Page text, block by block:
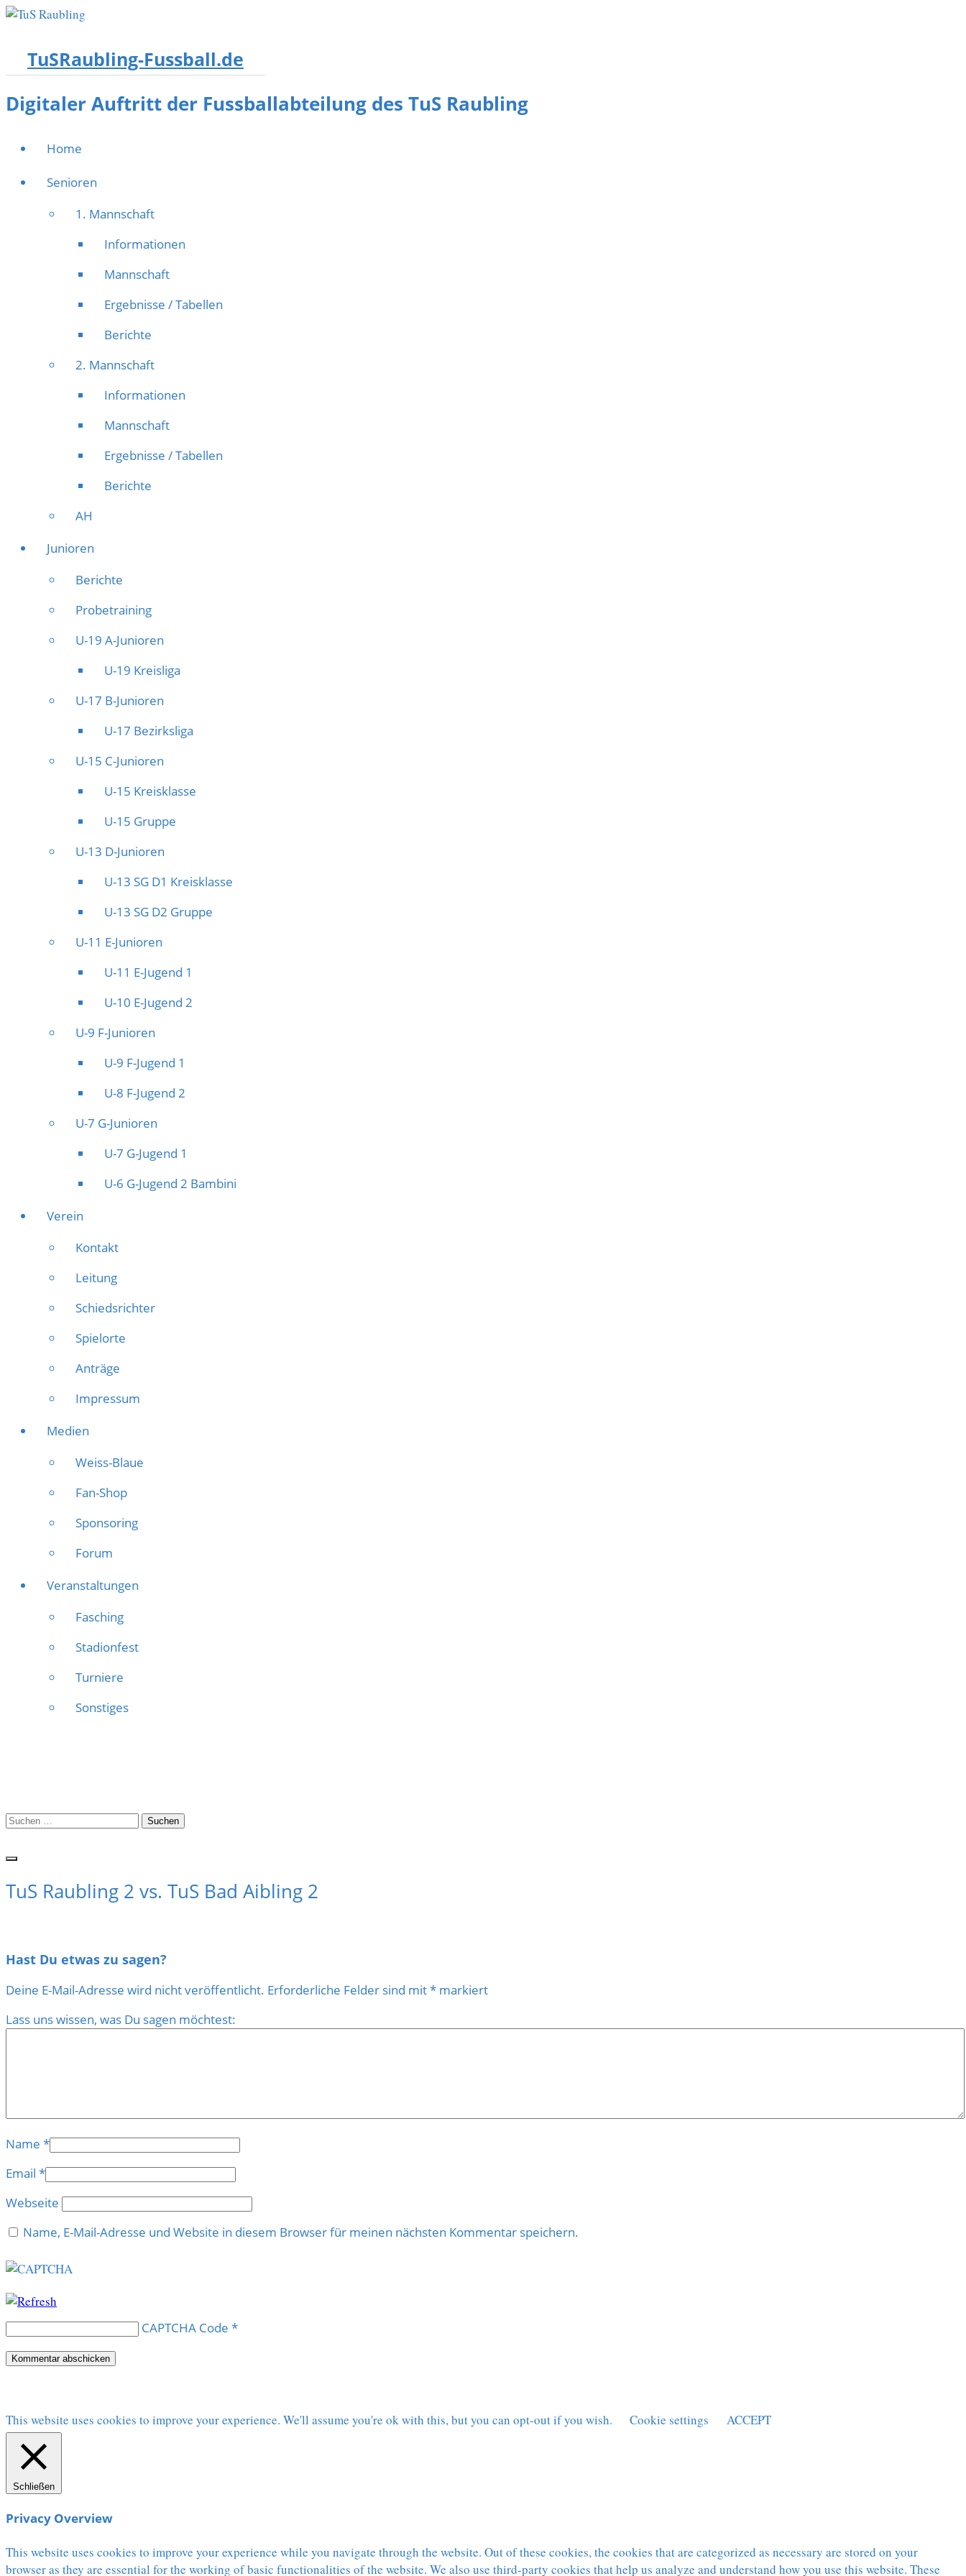
TuSRaubling-Fussball.de
Digitaler Auftritt der Fussballabteilung des TuS Raubling
Home
Senioren
1. Mannschaft
Informationen
Mannschaft
Ergebnisse / Tabellen
Berichte
2. Mannschaft
Informationen
Mannschaft
Ergebnisse / Tabellen
Berichte
AH
Junioren
Berichte
Probetraining
U-19 A-Junioren
U-19 Kreisliga
U-17 B-Junioren
U-17 Bezirksliga
U-15 C-Junioren
U-15 Kreisklasse
U-15 Gruppe
U-13 D-Junioren
U-13 SG D1 Kreisklasse
U-13 SG D2 Gruppe
U-11 E-Junioren
U-11 E-Jugend 1
U-10 E-Jugend 2
U-9 F-Junioren
U-9 F-Jugend 1
U-8 F-Jugend 2
U-7 G-Junioren
U-7 G-Jugend 1
U-6 G-Jugend 2 Bambini
Verein
Kontakt
Leitung
Schiedsrichter
Spielorte
Anträge
Impressum
Medien
Weiss-Blaue
Fan-Shop
Sponsoring
Forum
Veranstaltungen
Fasching
Stadionfest
Turniere
Sonstiges
Suchen
TuS Raubling 2 vs. TuS Bad Aibling 2
Hast Du etwas zu sagen?
Deine E-Mail-Adresse wird nicht veröffentlicht. Erforderliche Felder sind mit* markiert
Lass uns wissen, was Du sagen möchtest:
Name *
Email *
Webseite
Name, E-Mail-Adresse und Website in diesem Browser für meinen nächsten Kommentar speichern.
CAPTCHA Code *
This website uses cookies to improve your experience. We'll assume you're ok with this, but you can opt-out if you wish. Cookie settings ACCEPT
Schließen
Privacy Overview
This website uses cookies to improve your experience while you navigate through the website. Out of these cookies, the cookies that are categorized as necessary are stored on your
browser as they are essential for the working of basic functionalities of the website. We also use third-party cookies that help us analyze and understand how you use this website. These